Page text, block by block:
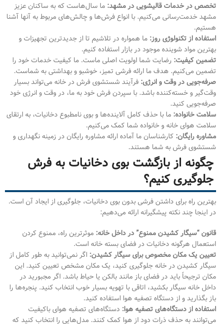
تخصص در خدمات قالیشویی در مشهد: ما سال‌هاست که به ساکنان عزیز
مشهد خدمت‌رسانی می‌کنیم. با انواع فرش‌ها و چالش‌های مربوط به آنها آشنا
هستیم.
استفاده از تکنولوژی روز: ما همواره در تلاشیم تا از جدیدترین تجهیزات و
بهترین مواد شوینده موجود در بازار استفاده کنیم.
تضمین کیفیت: رضایت شما اولویت اصلی ماست. ما کیفیت خدمات خود را
تضمین می‌کنیم. هدف ما ارائه فرشی تمیز، خوشبو و بهداشتی به شماست.
صرفه‌جویی در وقت و انرژی: فرآیند شستشوی فرش در خانه می‌تواند بسیار
وقت‌گیر و خسته‌کننده باشد. با سپردن فرش خود به ما، در وقت و انرژی خود
صرفه‌جویی کنید.
سلامت خانواده: ما با حذف کامل آلاینده‌ها و بوی نامطبوع دخانیات، به ارتقای
سلامت هوای خانه و خانواده شما کمک می‌کنیم.
مشاوره رایگان: کارشناسان ما آماده ارائه مشاوره رایگان در زمینه نگهداری و
شستشوی فرش به شما هستند.
چگونه از بازگشت بوی دخانیات به فرش
جلوگیری کنیم؟
بهترین راه برای داشتن فرشی بدون بوی دخانیات، جلوگیری از ایجاد آن است.
در اینجا چند نکته پیشگیرانه ارائه می‌دهیم:
قانون “سیگار کشیدن ممنوع” در داخل خانه: موثرترین راه، ممنوع کردن
استعمال هرگونه دخانیات در فضای بسته خانه است.
تعیین یک مکان مخصوص برای سیگار کشیدن: اگر نمی‌توانید به طور کامل از
سیگار کشیدن در خانه جلوگیری کنید، یک مکان مشخص تعیین کنید. این
مکان ترجیحاً باید در فضای باز مانند بالکن یا حیاط باشد. اگر مجبورید در
داخل خانه سیگار بکشید، اتاقی با تهویه بسیار خوب انتخاب کنید. پنجره‌ها را
باز بگذارید و از دستگاه تصفیه هوا استفاده کنید.
استفاده از دستگاه‌های تصفیه هوا: دستگاه‌های تصفیه هوای باکیفیت
می‌توانند به حذف ذرات دود از هوا کمک کنند. مدل‌هایی را انتخاب کنید که